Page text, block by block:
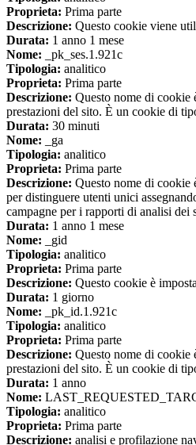
Proprieta: Prima parte
Descrizione: Questo cookie viene
Durata: 1 anno 1 mese
Nome: _pk_ses.1.921c
Tipologia: analitico
Proprieta: Prima parte
Descrizione: Questo nome di cookie
prestazioni del sito. È un cookie di
Durata: 30 minuti
Nome: _ga
Tipologia: analitico
Proprieta: Prima parte
Descrizione: Questo nome di cookie
per distinguere utenti unici
campagne per i rapporti di analisi dei
Durata: 1 anno 1 mese
Nome: _gid
Tipologia: analitico
Proprieta: Prima parte
Descrizione: Questo cookie è
Durata: 1 giorno
Nome: _pk_id.1.921c
Tipologia: analitico
Proprieta: Prima parte
Descrizione: Questo nome di cookie
prestazioni del sito. È un cookie di
Durata: 1 anno
Nome:
Tipologia: analitico
Proprieta: Prima parte
Descrizione: analisi e profilazione